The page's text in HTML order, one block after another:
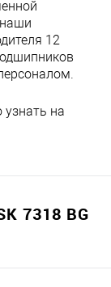
12
на
7318 BG